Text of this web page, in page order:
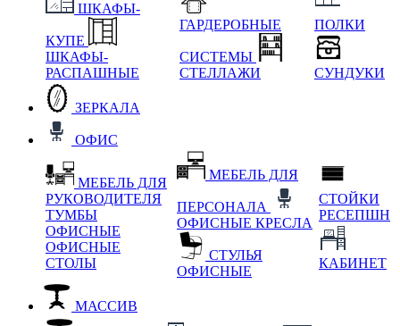
ШКАФЫ-
КУПЕ
ШКАФЫ-
РАСПАШНЫЕ
ГАРДЕРОБНЫЕ
СИСТЕМЫ
СТЕЛЛАЖИ
ПОЛКИ
СУНДУКИ
ЗЕРКАЛА
ОФИС
МЕБЕЛЬ ДЛЯ
РУКОВОДИТЕЛЯ
ТУМБЫ
ОФИСНЫЕ
ОФИСНЫЕ
СТОЛЫ
МЕБЕЛЬ ДЛЯ
ПЕРСОНАЛА
ОФИСНЫЕ КРЕСЛА
СТУЛЬЯ
ОФИСНЫЕ
СТОЙКИ
РЕСЕПШН
КАБИНЕТ
МАССИВ